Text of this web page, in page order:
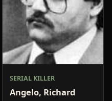
SERIAL KILLER
Angelo, Richard